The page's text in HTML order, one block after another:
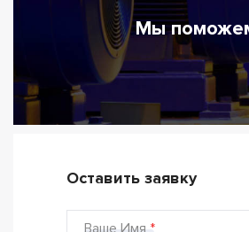
Мы
Оставить заявку
Ваше Имя